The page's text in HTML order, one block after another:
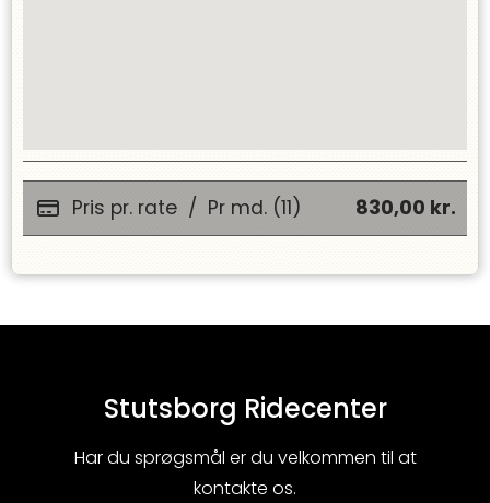
Pris pr. rate / Pr md. (11) 830,00 kr.
Stutsborg Ridecenter
Har du sprøgsmål er du velkommen til at
kontakte os.